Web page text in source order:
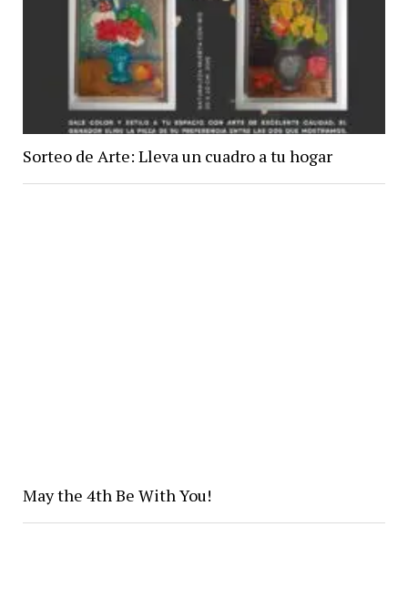
Sorteo de Arte: Lleva un cuadro a tu hogar
May the 4th Be With You!